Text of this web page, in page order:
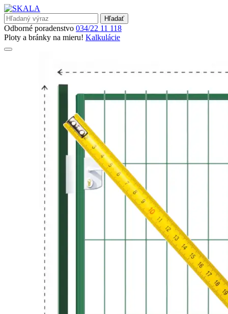
Hľadať
Odborné poradenstvo 034/22 11 118
Ploty a bránky na mieru! Kalkulácie